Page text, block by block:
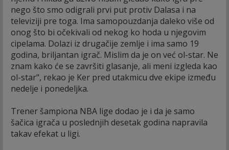
nego što smo odigrali prvi put protiv Dalasa i na
televiziji pre toga. Ima samopouzdanja daleko više od
onog što bi očekivali od nekog ko hoda u njegovim
cipelama. Dolazi iz drugačije zemlje i ima samo 19
godina, briljantan igrač. Mislim da je on već ol-star. Ne
znam kako će se završiti glasanje, ali meni izgleda kao
ol-star", rekao je Ker pred utakmicu dve ekipe između
nedelje i ponedeljka.
Trener šampiona NBA lige dodao je i da je samo
šačica igrača u poslednjih desetak godina napravila
takav efekat u ligi.